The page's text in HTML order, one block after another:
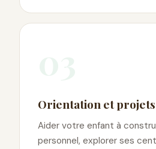
Orientation et
Aider votre enfant à
personnel, explorer ses